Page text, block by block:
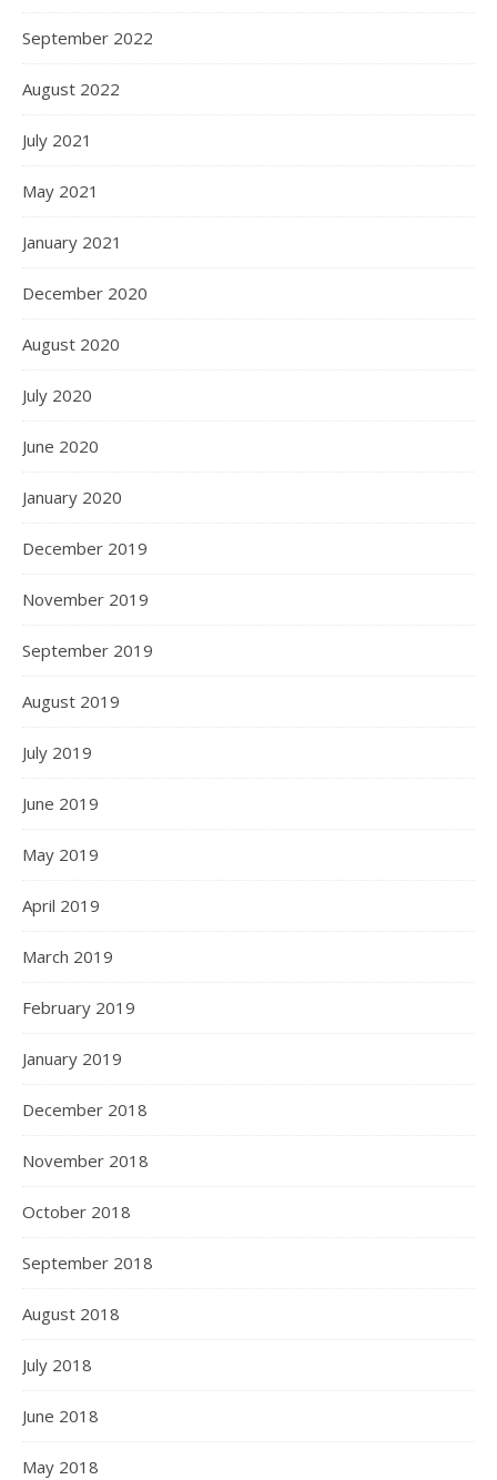
September 2022
August 2022
July 2021
May 2021
January 2021
December 2020
August 2020
July 2020
June 2020
January 2020
December 2019
November 2019
September 2019
August 2019
July 2019
June 2019
May 2019
April 2019
March 2019
February 2019
January 2019
December 2018
November 2018
October 2018
September 2018
August 2018
July 2018
June 2018
May 2018